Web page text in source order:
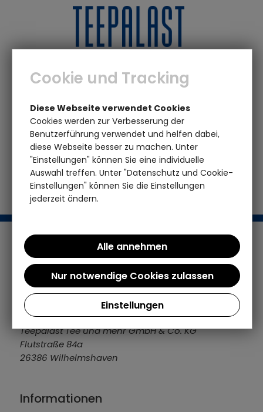
1000 g (Schmorapfel-Tee)
Das von Ihnen gesuchte Produkt ist leider
nicht mehr vorhanden
Support / Hotline
04421 309109
info@teepalast.de
MO - FR: 08:00 bis 16:30 Uhr
Teepalast Tee und mehr GmbH & Co. KG
Flutstraße 84a
26386 Wilhelmshaven
Informationen
Cookie und Tracking
Diese Webseite verwendet Cookies
Cookies werden zur Verbesserung der
Benutzerführung verwendet und helfen dabei,
diese Webseite besser zu machen. Unter
"Einstellungen" können Sie eine individuelle
Auswahl treffen. Unter "Datenschutz und Cookie-
Einstellungen" können Sie die Einstellungen
jederzeit ändern.
Einstellungen